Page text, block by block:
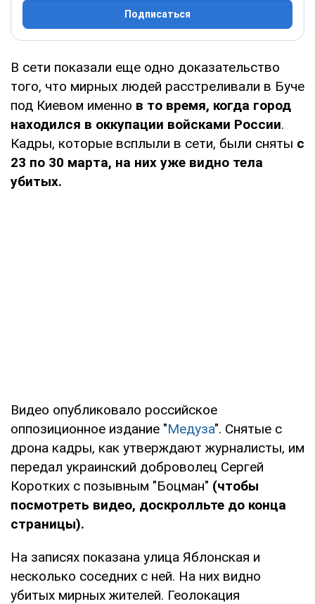
Подписаться
В сети показали еще одно доказательство
того, что мирных людей расстреливали в Буче
под Киевом именно в то время, когда город
находился в оккупации войсками России.
Кадры, которые всплыли в сети, были сняты с
23 по 30 марта, на них уже видно тела
убитых.
Видео опубликовало российское
оппозиционное издание "Медуза". Снятые с
дрона кадры, как утверждают журналисты, им
передал украинский доброволец Сергей
Коротких с позывным "Боцман" (чтобы
посмотреть видео, доскролльте до конца
страницы).
На записях показана улица Яблонская и
несколько соседних с ней. На них видно
убитых мирных жителей. Геолокация